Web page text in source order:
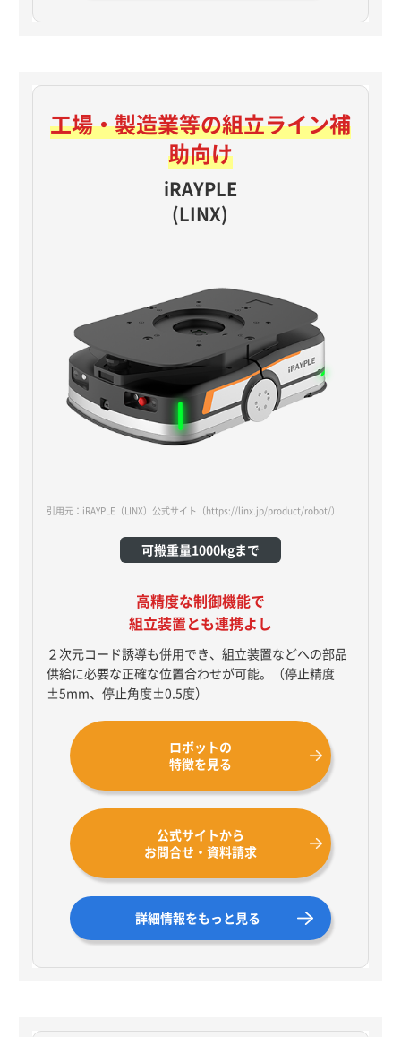
工場・製造業等の組立ライン補
助向け
iRAYPLE
(LINX)
引用元：iRAYPLE（LINX）公式サイト （https://linx.jp/product/robot/）
可搬重量1000kgまで
高精度な制御機能で
組立装置とも連携よし
２次元コード誘導も併用でき、組立装置などへの部品
供給に必要な正確な位置合わせが可能。（停止精度
±5mm、停止角度±0.5度）
ロボットの
特徴を見る
公式サイトから
お問合せ・資料請求
詳細情報をもっと見る